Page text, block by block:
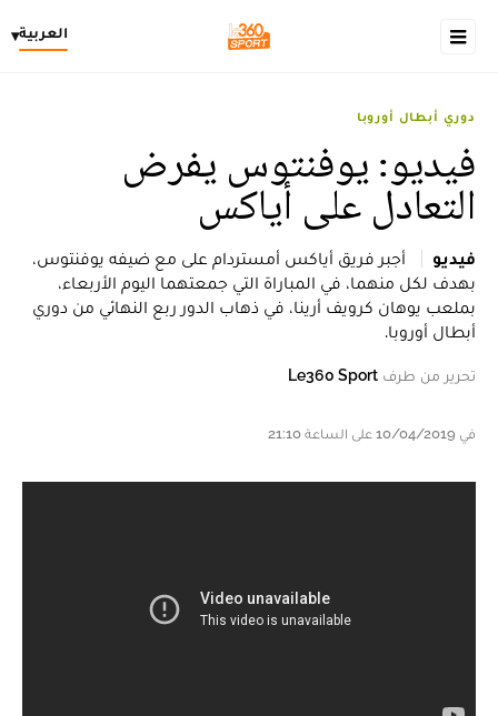
العربية▾
دوري أبطال أوروبا
فيديو: يوفنتوس يفرض
التعادل على أياكس
فيديو
أجبر فريق أياكس أمستردام على مع ضيفه يوفنتوس،
بهدف لكل منهما، في المباراة التي جمعتهما اليوم الأربعاء،
بملعب يوهان كرويف أرينا، في ذهاب الدور ربع النهائي من دوري
أبطال أوروبا.
تحرير من طرف Le360 Sport
في 10/04/2019 على الساعة 21:10